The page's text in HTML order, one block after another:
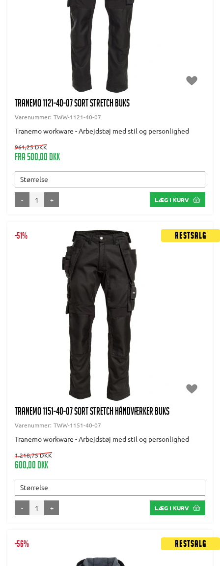
TRANEMO 1121-40-07 SORT STRETCH BUKS
Varenummer: TWW-1121-40-07
Tranemo workware - Arbejdstøj med stil og personlighed
961,25 DKK
Fra 500,00 DKK
Størrelse
- + LÆG I KURV
Restsalg
-51%
TRANEMO 1151-40-07 SORT STRETCH HÅNDVÆRKER BUKS
Varenummer: TWW-1151-40-07
Tranemo workware - Arbejdstøj med stil og personlighed
1.218,75 DKK
600,00 DKK
Størrelse
- + LÆG I KURV
Restsalg
-56%